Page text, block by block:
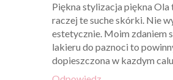
Piękna stylizacja piękna
raczej te suche skórki. Nie
estetycznie. Moim zdaniem
lakieru do paznoci to
dopieszczona w kazdym